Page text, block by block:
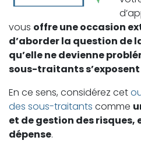
vous offre une occasion
d’aborder la question de
qu’elle ne devienne
sous-traitants s’exposent
En ce sens, considérez cet
des sous-traitants comme
et de gestion des risques,
dépense.